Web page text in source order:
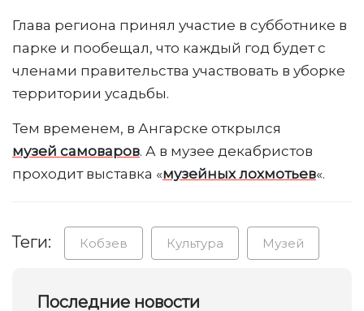
Глава региона принял участие в субботнике в
парке и пообещал, что каждый год будет с
членами правительства участвовать в уборке
территории усадьбы.
Тем временем, в Ангарске открылся
музей самоваров. А в музее декабристов
проходит выставка «музейных лохмотьев«.
Теги: Кобзев Культура Музей
Последние новости